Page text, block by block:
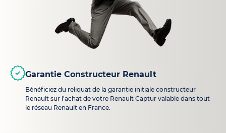
Garantie Constructeur Renault
Bénéficiez du reliquat de la garantie initiale constructeur
Renault sur l'achat de votre Renault Captur valable dans tout
le réseau Renault en France.